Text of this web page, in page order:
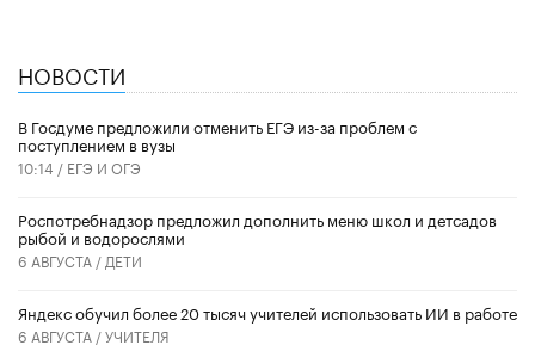
НОВОСТИ
В Госдуме предложили отменить ЕГЭ из-за проблем с
поступлением в вузы
10:14 / ЕГЭ И ОГЭ
Роспотребнадзор предложил дополнить меню школ и детсадов
рыбой и водорослями
6 АВГУСТА / ДЕТИ
​Яндекс обучил более 20 тысяч учителей использовать ИИ в работе
6 АВГУСТА /УЧИТЕЛЯ